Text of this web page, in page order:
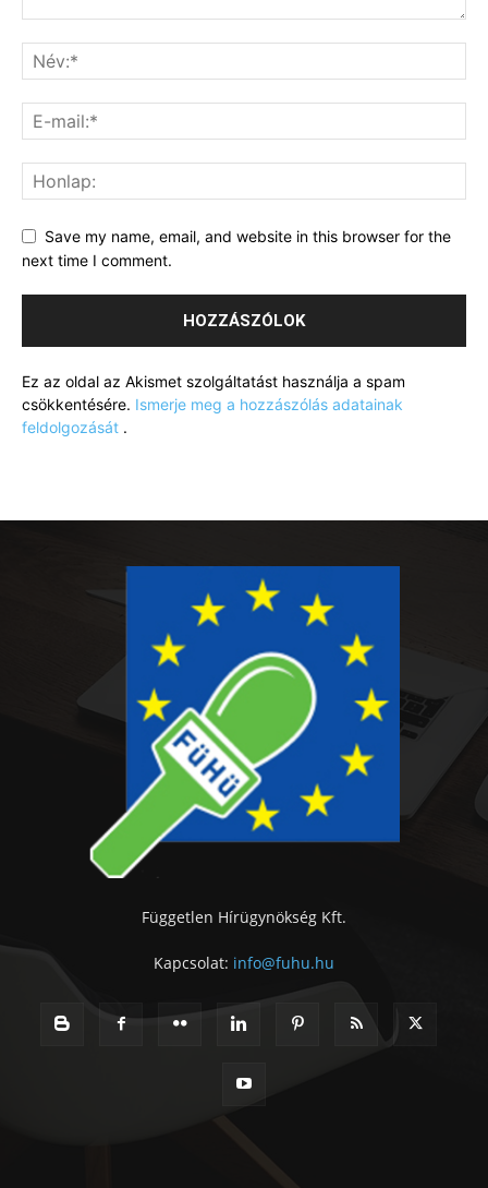
Save my name, email, and website in this browser for the
next time I comment.
Ez az oldal az Akismet szolgáltatást használja a spam
csökkentésére. Ismerje meg a hozzászólás adatainak
feldolgozását .
Független Hírügynökség Kft.
Kapcsolat: info@fuhu.hu